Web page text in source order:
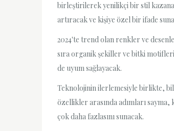
birleştirilerek yenilikçi bir stil
artıracak ve kişiye özel bir ifade
2024'te trend olan renkler ve
sıra organik şekiller ve bitki
de uyum sağlayacak.
Teknolojinin ilerlemesiyle birlikte,
özellikler arasında adımları
çok daha fazlasını sunacak.